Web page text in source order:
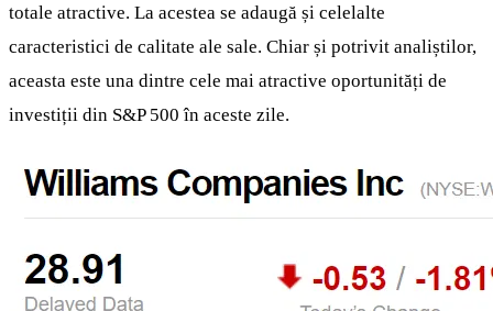
totale atractive. La acestea se adaugă și celelalte
caracteristici de calitate ale sale. Chiar și potrivit analiștilor,
aceasta este una dintre cele mai atractive oportunități de
investiții din S&P 500 în aceste zile.